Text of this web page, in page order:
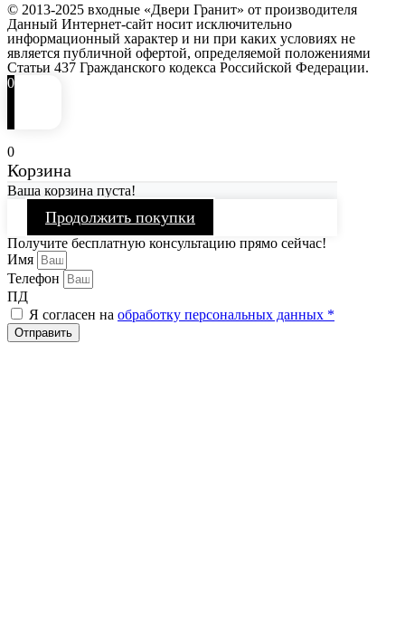
© 2013-2025 входные «Двери Гранит» от производителя
Данный Интернет-сайт носит исключительно
информационный характер и ни при каких условиях не
является публичной офертой, определяемой положениями
Статьи 437 Гражданского кодекса Российской Федерации.
0
0
Корзина
Ваша корзина пуста!
Продолжить покупки
Получите бесплатную консультацию прямо сейчас!
Имя
Телефон
ПД
Я согласен на обработку персональных данных *
Отправить